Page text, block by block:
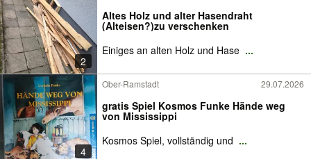
2
Altes Holz und alter Hasendraht
(Alteisen?)zu verschenken
Einiges an alten Holz und Hase ...
4
Ober-Ramstadt 29.07.2026
gratis Spiel Kosmos Funke Hände weg
von Mississippi
Kosmos Spiel, vollständig und ...